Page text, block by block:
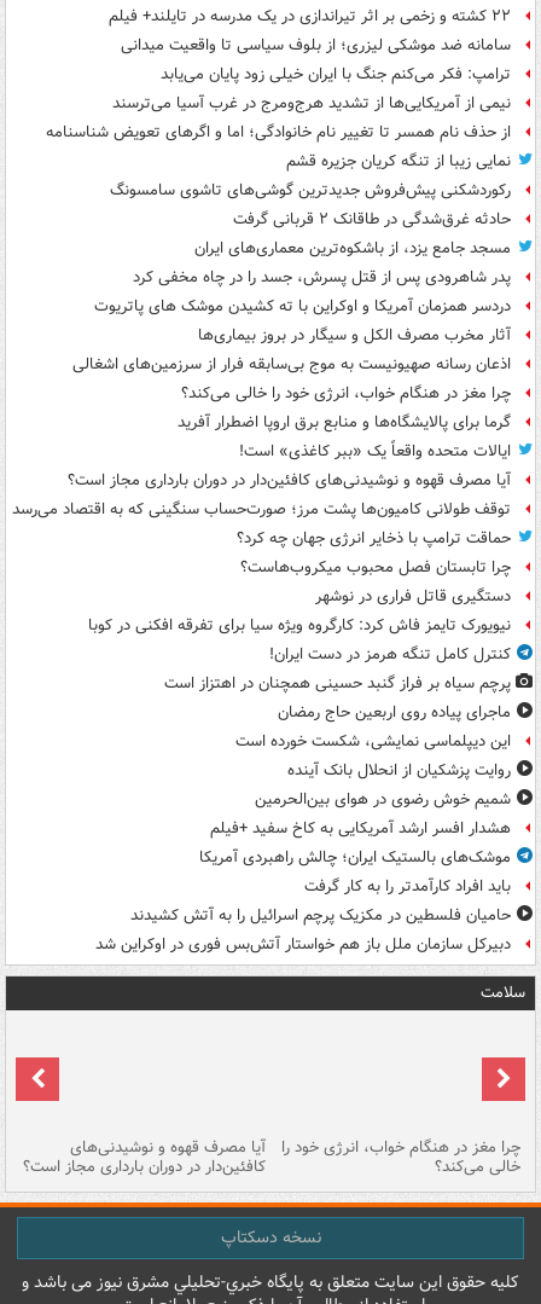
۲۲ کشته و زخمی بر اثر تیراندازی در یک مدرسه در تایلند+ فیلم
سامانه ضد موشکی لیزری؛ از بلوف سیاسی تا واقعیت میدانی
ترامپ: فکر می‌کنم جنگ با ایران خیلی زود پایان می‌یابد
نیمی از آمریکایی‌ها از تشدید هرج‌ومرج در غرب آسیا می‌ترسند
از حذف نام همسر تا تغییر نام خانوادگی؛ اما و اگرهای تعویض شناسنامه
نمایی زیبا از تنگه کریان جزیره قشم
رکوردشکنی پیش‌فروش جدیدترین گوشی‌های تاشوی سامسونگ
حادثه غرق‌شدگی در طاقانک ۲ قربانی گرفت
مسجد جامع یزد، از باشکوه‌ترین معماری‌های ایران
پدر شاهرودی پس از قتل پسرش، جسد را در چاه مخفی کرد
دردسر همزمان آمریکا و اوکراین با ته کشیدن موشک های پاتریوت
آثار مخرب مصرف الکل و سیگار در بروز بیماری‌ها
اذعان رسانه صهیونیست به موج بی‌سابقه فرار از سرزمین‌های اشغالی
چرا مغز در هنگام خواب، انرژی خود را خالی می‌کند؟
گرما برای پالایشگاه‌ها و منابع برق اروپا اضطرار آفرید
ایالات متحده واقعاً یک «ببر کاغذی» است!
آیا مصرف قهوه و نوشیدنی‌های کافئین‌دار در دوران بارداری مجاز است؟
توقف طولانی کامیون‌ها پشت مرز؛ صورت‌حساب سنگینی که به اقتصاد می‌رسد
حماقت ترامپ با ذخایر انرژی جهان چه کرد؟
چرا تابستان فصل محبوب میکروب‌هاست؟
دستگیری قاتل فراری در نوشهر
نیویورک تایمز فاش کرد: کارگروه ویژه سیا برای تفرقه افکنی در کوبا
کنترل کامل تنگه هرمز در دست ایران!
پرچم سیاه بر فراز گنبد حسینی همچنان در اهتزاز است
ماجرای پیاده روی اربعین حاج رمضان
این دیپلماسی نمایشی، شکست خورده است
روایت پزشکیان از انحلال بانک آینده
شمیم خوش رضوی در هوای بین‌الحرمین
هشدار افسر ارشد آمریکایی به کاخ سفید +فیلم
موشک‌های بالستیک ایران؛ چالش راهبردی آمریکا
باید افراد کارآمدتر را به کار گرفت
حامیان فلسطین در مکزیک پرچم اسرائیل را به آتش کشیدند
دبیرکل سازمان ملل باز هم خواستار آتش‌بس فوری در اوکراین شد
سلامت
چرا مغز در هنگام خواب، انرژی خود را
خالی می‌کند؟
آیا مصرف قهوه و نوشیدنی‌های
کافئین‌دار در دوران بارداری مجاز است؟
نسخه دسکتاپ
کليه حقوق اين سايت متعلق به پایگاه خبري-تحليلي مشرق نيوز می باشد و